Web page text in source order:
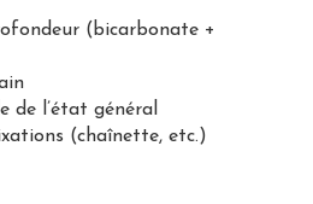
(bicarbonate +
de l’état général
(chaînette, etc.)